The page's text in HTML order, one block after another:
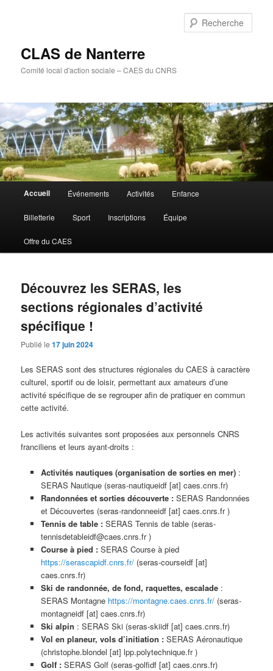
CLAS de Nanterre
Comité local d'action sociale – CAES du CNRS
Accueil Événements Activités Enfance
Billetterie Sport Inscriptions Équipe
Offre du CAES
Découvrez les SERAS, les
sections régionales d’activité
spécifique !
Publié le17 juin 2024
Les SERAS sont des structures régionales du CAES à caractère
culturel, sportif ou de loisir, permettant aux amateurs d’une
activité spécifique de se regrouper afin de pratiquer en commun
cette activité.
Les activités suivantes sont proposées aux personnels CNRS
franciliens et leurs ayant-droits :
Activités nautiques (organisation de sorties en mer) :
SERAS Nautique (seras-nautiqueidf [at] caes.cnrs.fr)
Randonnées et sorties découverte :SERAS Randonnées
et Découvertes (seras-randonneeidf [at] caes.cnrs.fr )
Tennis de table :SERAS Tennis de table (seras-
tennisdetableidf@caes.cnrs.fr )
Course à pied :SERAS Course à pied
https://serascapidf.cnrs.fr/ (seras-courseidf [at]
caes.cnrs.fr)
Ski de randonnée, de fond, raquettes, escalade :
SERAS Montagne https://montagne.caes.cnrs.fr/(seras-
montagneidf [at] caes.cnrs.fr)
Ski alpin : SERAS Ski (seras-skiidf [at] caes.cnrs.fr)
Vol en planeur, vols d’initiation : SERAS Aéronautique
(christophe.blondel [at] lpp.polytechnique.fr )
Golf : SERAS Golf (seras-golfidf [at] caes.cnrs.fr)